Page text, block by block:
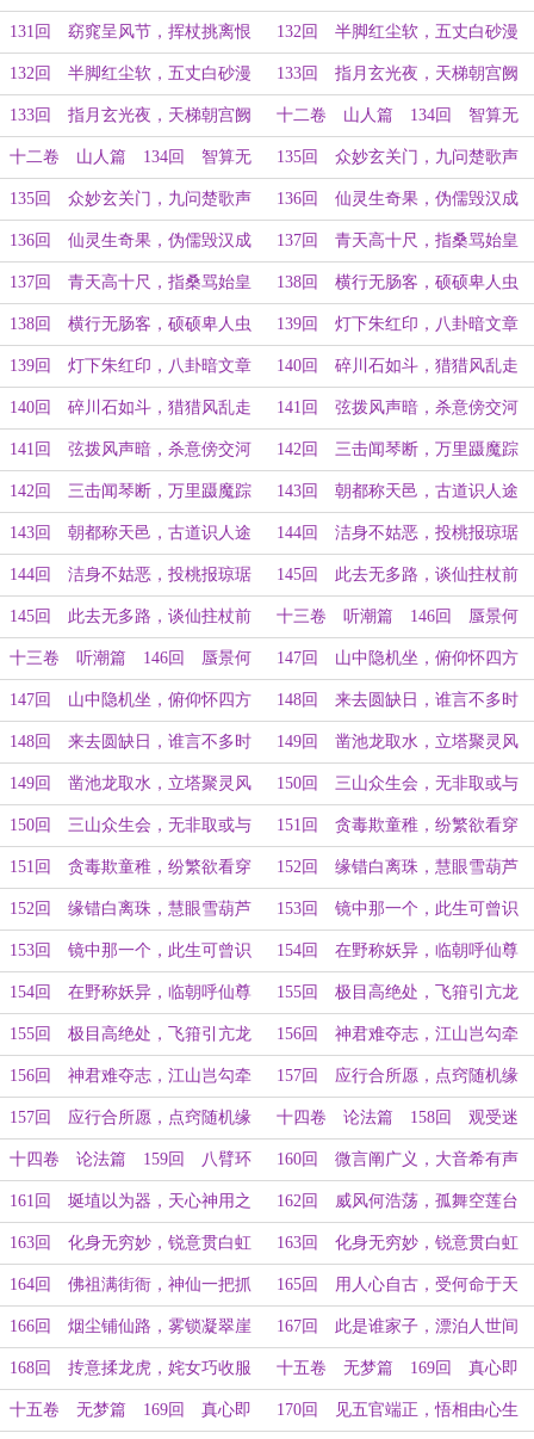
（下） （上）
131回 窈窕呈风节，挥杖挑离恨
（下）
132回 半脚红尘软，五丈白砂漫
（上）
132回 半脚红尘软，五丈白砂漫
（下）
133回 指月玄光夜，天梯朝宫阙
（上）
133回 指月玄光夜，天梯朝宫阙
（下）
十二卷 山人篇 134回 智算无
遗策，闪念废神机（上）
十二卷 山人篇 134回 智算无
遗策，闪念废神机（下）
135回 众妙玄关门，九问楚歌声
（上）
135回 众妙玄关门，九问楚歌声
（下）
136回 仙灵生奇果，伪儒毁汉成
（上）
136回 仙灵生奇果，伪儒毁汉成
（下）
137回 青天高十尺，指桑骂始皇
（上）
137回 青天高十尺，指桑骂始皇
（下）
138回 横行无肠客，硕硕卑人虫
（上）
138回 横行无肠客，硕硕卑人虫
（下）
139回 灯下朱红印，八卦暗文章
（上）
139回 灯下朱红印，八卦暗文章
（下）
140回 碎川石如斗，猎猎风乱走
（上）
140回 碎川石如斗，猎猎风乱走
（下）
141回 弦拨风声暗，杀意傍交河
（上）
141回 弦拨风声暗，杀意傍交河
（下）
142回 三击闻琴断，万里蹑魔踪
（上）
142回 三击闻琴断，万里蹑魔踪
（下）
143回 朝都称天邑，古道识人途
（上）
143回 朝都称天邑，古道识人途
（下）
144回 洁身不姑恶，投桃报琼琚
（上）
144回 洁身不姑恶，投桃报琼琚
（下）
145回 此去无多路，谈仙拄杖前
（上）
145回 此去无多路，谈仙拄杖前
（下）
十三卷 听潮篇 146回 蜃景何
须讶，灵山是我家（上）
十三卷 听潮篇 146回 蜃景何
须讶，灵山是我家（下）
147回 山中隐机坐，俯仰怀四方
（上）
147回 山中隐机坐，俯仰怀四方
（下）
148回 来去圆缺日，谁言不多时
（上）
148回 来去圆缺日，谁言不多时
（下）
149回 凿池龙取水，立塔聚灵风
（上）
149回 凿池龙取水，立塔聚灵风
（下）
150回 三山众生会，无非取或与
（上）
150回 三山众生会，无非取或与
（下）
151回 贪毒欺童稚，纷繁欲看穿
（上）
151回 贪毒欺童稚，纷繁欲看穿
（下）
152回 缘错白离珠，慧眼雪葫芦
（上）
152回 缘错白离珠，慧眼雪葫芦
（下）
153回 镜中那一个，此生可曾识
（上）
153回 镜中那一个，此生可曾识
（下）
154回 在野称妖异，临朝呼仙尊
（上）
154回 在野称妖异，临朝呼仙尊
（下）
155回 极目高绝处，飞箝引亢龙
（上）
155回 极目高绝处，飞箝引亢龙
（下）
156回 神君难夺志，江山岂勾牵
（上）
156回 神君难夺志，江山岂勾牵
（下）
157回 应行合所愿，点窍随机缘
（上）
157回 应行合所愿，点窍随机缘
（下）
十四卷 论法篇 158回 观受迷
业力，燃身见知离
十四卷 论法篇 159回 八臂环
千面，茗香雨天花
160回 微言阐广义，大音希有声
161回 埏埴以为器，天心神用之 162回 威风何浩荡，孤舞空莲台
163回 化身无穷妙，锐意贯白虹
（上）
163回 化身无穷妙，锐意贯白虹
（下）
164回 佛祖满街衙，神仙一把抓 165回 用人心自古，受何命于天
166回 烟尘铺仙路，雾锁凝翠崖 167回 此是谁家子，漂泊人世间
168回 抟意揉龙虎，姹女巧收服 十五卷 无梦篇 169回 真心即
道场，去留两昆仑（上）
十五卷 无梦篇 169回 真心即 170回 见五官端正，悟相由心生